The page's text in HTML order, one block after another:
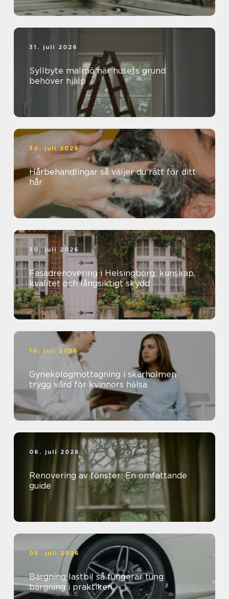
31. juli 2026
Syllbyte malmö när husets grund
behöver hjälp
30. juli 2026
Hårbehandlingar så väljer du rätt för ditt
hår
30. juli 2026
Fasadrenovering i Helsingborg: kunskap,
kvalitet och långsiktigt skydd
10. juli 2026
Gynekologmottagning i skärholmen
trygg vård för kvinnors hälsa
06. juli 2026
Renovering av fönster: En omfattande
guide
06. juli 2026
Bärgning lastbil så fungerar tung
bärgning i praktiken